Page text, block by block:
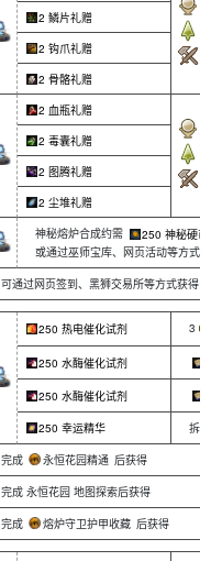
2 鳞片礼赠
2 钩爪礼赠
2 骨骼礼赠
2 血瓶礼赠
2 毒囊礼赠
2 图腾礼赠
2 尘堆礼赠
神秘熔炉合成约需 250 神秘硬币
或通过巫师宝库、网页活动等方式获得
可通过网页签到、黑狮交易所等方式获得
250 热电催化试剂 3
250 水酶催化试剂
250 水酶催化试剂
250 幸运精华 拆解
完成 永恒花园精通 后获得
完成 永恒花园 地图探索后获得
完成 熔炉守卫护甲收藏 后获得